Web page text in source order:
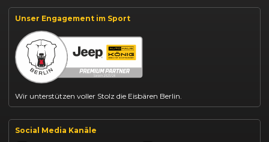
Suzuki Swift finanzieren
BYD Dolphin finanzieren
Kia Ceed finanzieren
Kia Sportage leasen
Mazda CX-30 finanzieren
Citroën C3 leasen
Unser Engagement im Sport
Wir unterstützen voller Stolz die Eisbären Berlin.
Social Media Kanäle